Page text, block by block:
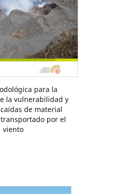
para la
la vulnerabilidad y
de material
por el
viento